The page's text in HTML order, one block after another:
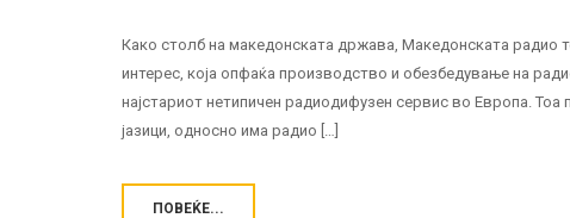
Како столб на македонската држава, Македонската радио
интерес, која опфаќа производство и обезбедување на
најстариот нетипичен радиодифузен сервис во Европа.
јазици, односно има радио […]
ПОВЕЌЕ...